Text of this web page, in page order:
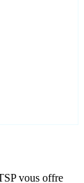
vous offre